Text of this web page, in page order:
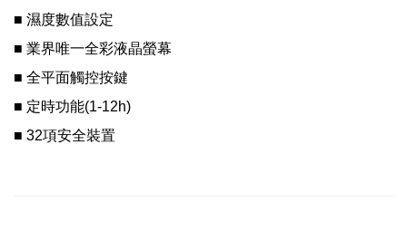
■ 濕度數值設定
■ 業界唯一全彩液晶螢幕
■ 全平面觸控按鍵
■ 定時功能(1-12h)
■ 32項安全裝置